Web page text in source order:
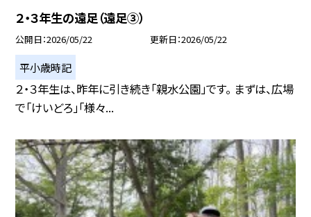
２・３年生の遠足（遠足③）
公開日 2026/05/22 更新日 2026/05/22
平小歳時記
２・３年生は、昨年に引き続き「親水公園」です。 まずは、広場
で「けいどろ」「様々...